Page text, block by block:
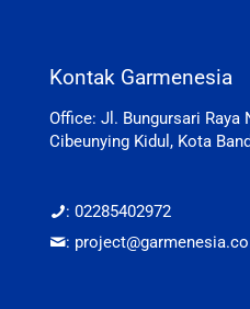
Kontak Garmenesia
Office: Jl. Bungursari Raya
Cibeunying Kidul, Kota
: 02285402972
: